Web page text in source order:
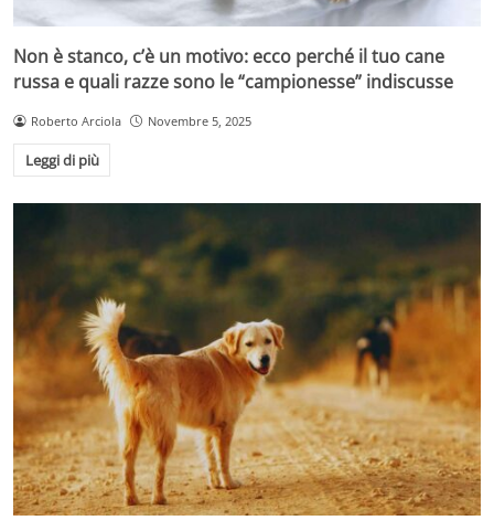
Non è stanco, c’è un motivo: ecco perché il tuo cane
russa e quali razze sono le “campionesse” indiscusse
Roberto Arciola Novembre 5, 2025
Leggi di più